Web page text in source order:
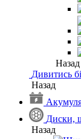
Назад
Дивитись
Назад
Диски,
Назад